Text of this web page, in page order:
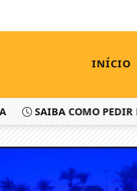
INÍCIO
SAIBA COMO PEDIR